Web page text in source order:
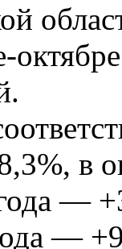
в
—
—